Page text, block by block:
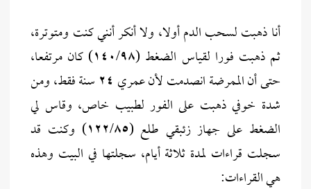
أنا ذهبت لسحب الدم أولا، ولا أنكر أنني كنت ومتوترة،
ثم ذهبت فورا لقياس الضغط (١٤٠/٩٨) كان مرتفعا،
حتى أن الممرضة انصدمت لأن عمري ٢٤ سنة فقط، ومن
شدة خوفي ذهبت على الفور لطبيب خاص، وقاس لي
الضغط على جهاز زئبقي طلع (١٢٢/٨٥) وكنت قد
سجلت قراءات لمدة ثلاثة أيام، سجلتها في البيت وهذه
هي القراءات: